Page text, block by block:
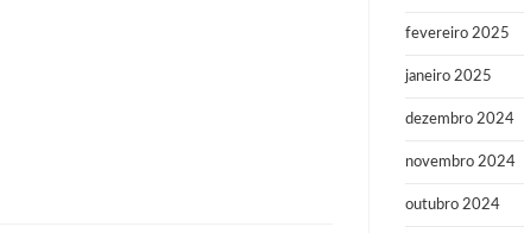
fevereiro 2025
janeiro 2025
dezembro 2024
novembro 2024
outubro 2024